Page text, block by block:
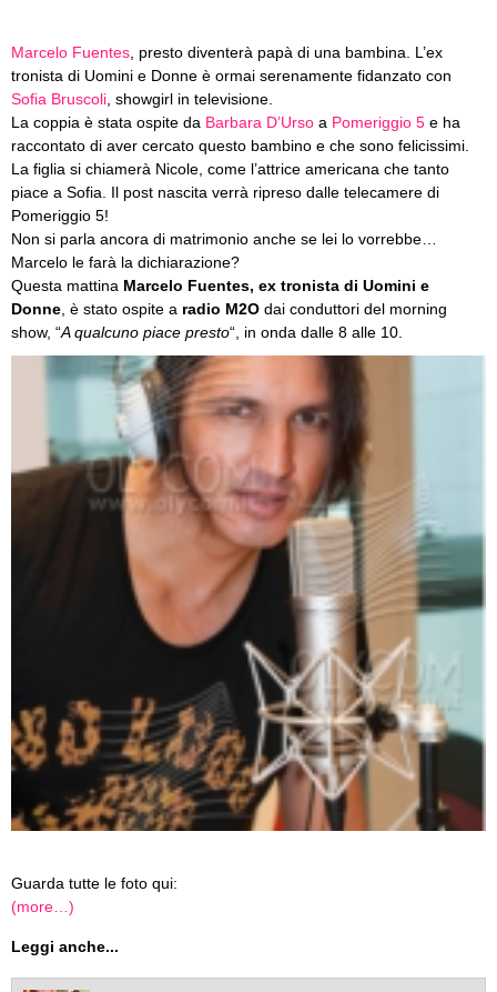
Marcelo Fuentes , presto diventerà papà di una bambina. L’ex
tronista di Uomini e Donne è ormai serenamente fidanzato con
Sofia Bruscoli , showgirl in televisione.
La coppia è stata ospite da Barbara D’Urso a Pomeriggio 5 e ha
raccontato di aver cercato questo bambino e che sono felicissimi.
La figlia si chiamerà Nicole, come l’attrice americana che tanto
piace a Sofia. Il post nascita verrà ripreso dalle telecamere di
Pomeriggio 5!
Non si parla ancora di matrimonio anche se lei lo vorrebbe…
Marcelo le farà la dichiarazione?
Questa mattina Marcelo Fuentes, ex tronista di Uomini e
Donne , è stato ospite a radio M2O dai conduttori del morning
show, “A qualcuno piace presto“, in onda dalle 8 alle 10.
Guarda tutte le foto qui:
(more…)
Leggi anche...